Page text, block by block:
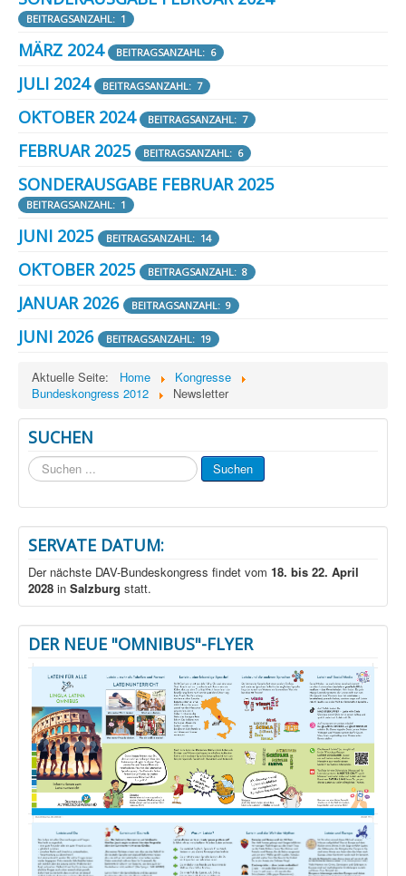
BEITRAGSANZAHL: 1
MÄRZ 2024 BEITRAGSANZAHL: 6
JULI 2024 BEITRAGSANZAHL: 7
OKTOBER 2024 BEITRAGSANZAHL: 7
FEBRUAR 2025 BEITRAGSANZAHL: 6
SONDERAUSGABE FEBRUAR 2025
BEITRAGSANZAHL: 1
JUNI 2025 BEITRAGSANZAHL: 14
OKTOBER 2025 BEITRAGSANZAHL: 8
JANUAR 2026 BEITRAGSANZAHL: 9
JUNI 2026 BEITRAGSANZAHL: 19
Aktuelle Seite: Home
Kongresse
Bundeskongress 2012
Newsletter
SUCHEN
Suchen
...
Suchen
SERVATE DATUM:
Der nächste DAV-Bundeskongress findet vom 18. bis 22. April
2028 in Salzburg statt.
DER NEUE "OMNIBUS"-FLYER